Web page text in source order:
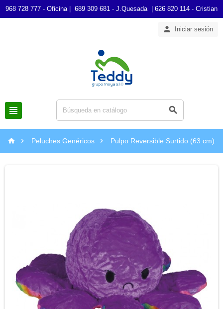
968 728 777 - Oficina | 689 309 681 - J.Quesada | 626 820 114 - Cristian
 Iniciar sesión
 
  Peluches Genéricos  Pulpo Reversible Surtido (63 cm)